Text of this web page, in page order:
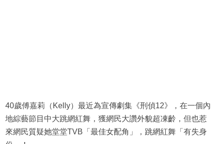
40歲傅嘉莉（Kelly）最近為宣傳劇集《刑偵12》，在一個內
地綜藝節目中大跳網紅舞，獲網民大讚外貌超凍齡，但也惹
來網民質疑她堂堂TVB「最佳女配角」，跳網紅舞「有失身